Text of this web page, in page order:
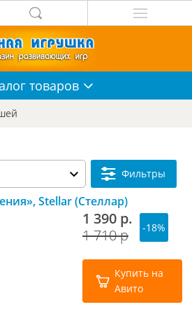
товаров
Фильтры
Stellar (Стеллар)
1 390 р.
1 710 р
-18%
Купить на
Авито